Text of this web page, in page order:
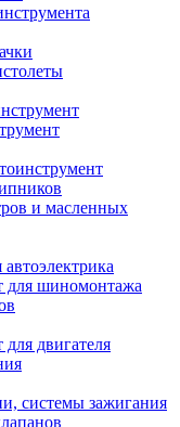
и масленных
для шиномонтажа
двигателя
системы зажигания